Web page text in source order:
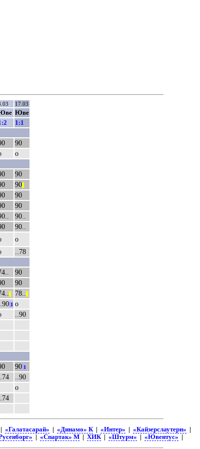
17.03
Юве
1:1
90
о
90
90||
90
90
90..
90..
о
..78
90
90
78..
..901 о
..90
901
..74
..90
о
..74
| «Галатасарай» | «Динамо» К| «Интер» | «Кайзерслаутерн» |
| «Спартак» М| ХИК| «Штурм» | «Ювентус» |